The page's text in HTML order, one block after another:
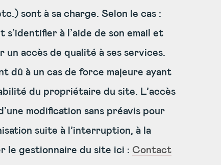
sont à sa charge. Selon le cas :
s’identifier à l’aide de son email et
un accès de qualité à ses services.
dû à un cas de force majeure ayant
du propriétaire du site. L’accès
modification sans préavis pour
suite à l’interruption, à la
le gestionnaire du site ici : Contact